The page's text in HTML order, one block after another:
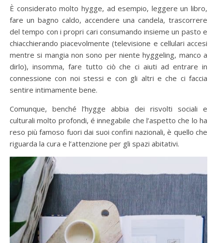
È considerato molto hygge, ad esempio, leggere un libro,
fare un bagno caldo, accendere una candela, trascorrere
del tempo con i propri cari consumando insieme un pasto e
chiacchierando piacevolmente (televisione e cellulari accesi
mentre si mangia non sono per niente hyggeling, manco a
dirlo), insomma, fare tutto ciò che ci aiuti ad entrare in
connessione con noi stessi e con gli altri e che ci faccia
sentire intimamente bene.
Comunque, benché l’hygge abbia dei risvolti sociali e
culturali molto profondi, é innegabile che l’aspetto che lo ha
reso più famoso fuori dai suoi confini nazionali, è quello che
riguarda la cura e l’attenzione per gli spazi abitativi.